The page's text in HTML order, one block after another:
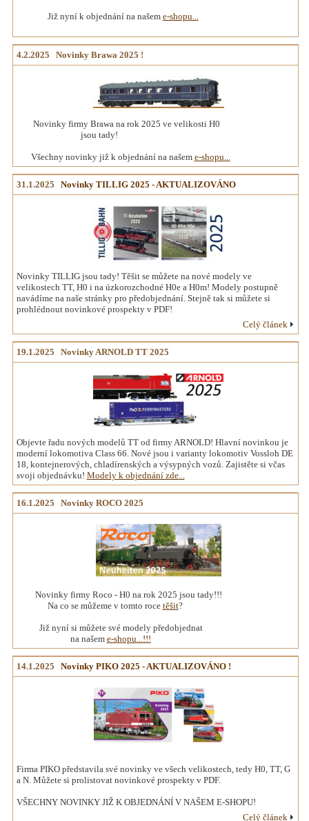
Již nyní k objednání na našem e-shopu...
4.2.2025 Novinky Brawa 2025 !
Novinky firmy Brawa na rok 2025 ve velikosti H0
jsou tady!
Všechny novinky již k objednání na našem e-shopu...
31.1.2025 Novinky TILLIG 2025 - AKTUALIZOVÁNO
Novinky TILLIG jsou tady! Těšit se můžete na nové modely ve
velikostech TT, H0 i na úzkorozchodné H0e a H0m! Modely postupně
navádíme na naše stránky pro předobjednání. Stejně tak si můžete si
prohlédnout novinkové prospekty v PDF!
Celý článek
19.1.2025 Novinky ARNOLD TT 2025
Objevte řadu nových modelů TT od firmy ARNOLD! Hlavní novinkou je
moderní lokomotiva Class 66. Nové jsou i varianty lokomotiv Vossloh DE
18, kontejnerových, chladírenských a výsypných vozů. Zajistěte si včas
svoji objednávku! Modely k objednání zde...
16.1.2025 Novinky ROCO 2025
Novinky firmy Roco - H0 na rok 2025 jsou tady!!!
Na co se můžeme v tomto roce těšit?
Již nyní si můžete své modely předobjednat
na našem e-shopu...!!!
14.1.2025 Novinky PIKO 2025 - AKTUALIZOVÁNO !
Firma PIKO představila své novinky ve všech velikostech, tedy H0, TT, G
a N. Můžete si prolistovat novinkové prospekty v PDF.
VŠECHNY NOVINKY JIŽ K OBJEDNÁNÍ V NAŠEM E-SHOPU!
Celý článek